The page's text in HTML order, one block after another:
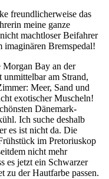
freundlicherweise das
meine ganze
machtloser Beifahrer
Bremspedal!
Bay an der
am Strand,
Meer, Sand und
exotischer Muscheln!
Dänemark-
Ich suche deshalb
es ist nicht da. Die
im Pretoriuskop
nicht mehr
es jetzt ein Schwarzer
zu der Hautfarbe passen.